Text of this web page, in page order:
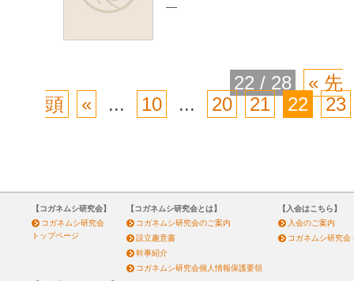
—
22 / 28
« 先
頭
« ... 10 ... 20 21 22 23
【コガネムシ研究会】
コガネムシ研究会
トップページ
【コガネムシ研究会とは】
コガネムシ研究会のご案内
設立趣意書
幹事紹介
コガネムシ研究会個人情報保護要領
【入会はこちら】
入会のご案内
コガネムシ研究会